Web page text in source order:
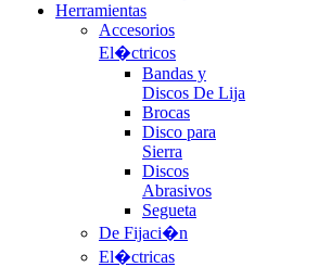
Herramientas
Accesorios
El�ctricos
Bandas y
Discos De Lija
Brocas
Disco para
Sierra
Discos
Abrasivos
Segueta
De Fijaci�n
El�ctricas